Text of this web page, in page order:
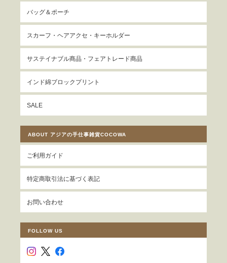
バッグ＆ポーチ
スカーフ・ヘアアクセ・キーホルダー
サステイナブル商品・フェアトレード商品
インド綿ブロックプリント
SALE
ABOUT アジアの手仕事雑貨COCOWA
ご利用ガイド
特定商取引法に基づく表記
お問い合わせ
FOLLOW US